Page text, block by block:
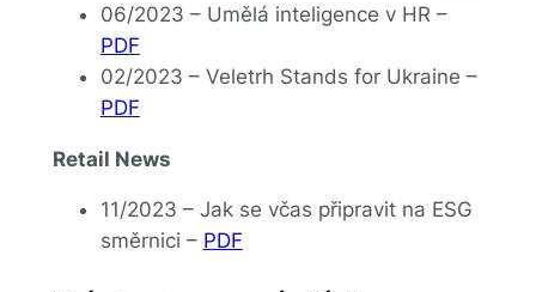
06/2023 – Umělá inteligence v HR –
PDF
02/2023 – Veletrh Stands for Ukraine –
PDF
Retail News
11/2023 – Jak se včas připravit na ESG
směrnici – PDF